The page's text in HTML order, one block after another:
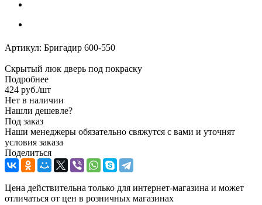
Артикул: Бригадир 600-550
Скрытый люк дверь под покраску
Подробнее
424 руб./шт
Нет в наличии
Нашли дешевле?
Под заказ
Наши менеджеры обязательно свяжутся с вами и уточнят
условия заказа
Поделиться
Цена действительна только для интернет-магазина и может
отличаться от цен в розничных магазинах